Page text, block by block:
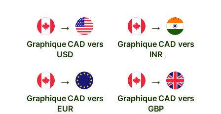
→
Graphique CAD vers
USD
→
Graphique CAD vers
INR
→
Graphique CAD vers
EUR
→
Graphique CAD vers
GBP